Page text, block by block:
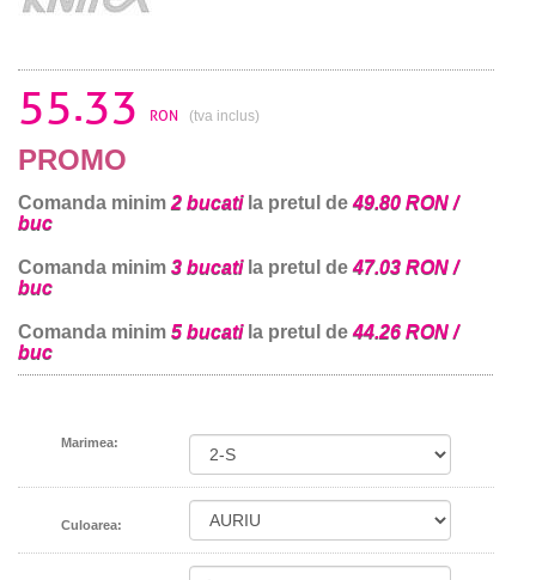
55.33 RON (tva inclus)
PROMO
Comanda minim 2 bucatila pretul de49.80 RON /
buc
Comanda minim 3 bucatila pretul de47.03 RON /
buc
Comanda minim 5 bucatila pretul de44.26 RON /
buc
Marimea:
Culoarea: